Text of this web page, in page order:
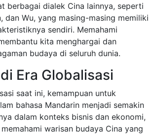
berbagai dialek Cina lainnya, seperti
dan Wu, yang masing-masing memiliki
sendiri. Memahami
kita menghargai dan
budaya di seluruh dunia.
Era Globalisasi
saat ini, kemampuan untuk
bahasa Mandarin menjadi semakin
dalam konteks bisnis dan ekonomi,
warisan budaya Cina yang